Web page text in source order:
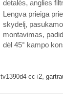
detalės, anglies
Lengva prieiga
skydelį,
montavimas,
dėl 45° kampo
tv1390d4-cc-i2,